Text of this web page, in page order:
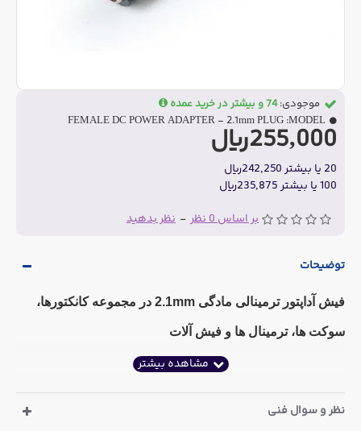
بر اساس 0 نظر - نظر بدهید
255,000ریال
20 یا بیشتر 242,250ریال
100 یا بیشتر 235,875ریال
موجودی: 74 و بیشتر در خرید عمده
MODEL:
FEMALE DC POWER ADAPTER - 2.1mm PLUG
توضیحات
فیش آداپتور ترمینالی مادگی 2.1mm در مجموعه کانکتورها،
سوکت ها، ترمینال ها و فیش آلات
نظر و سوال فنی